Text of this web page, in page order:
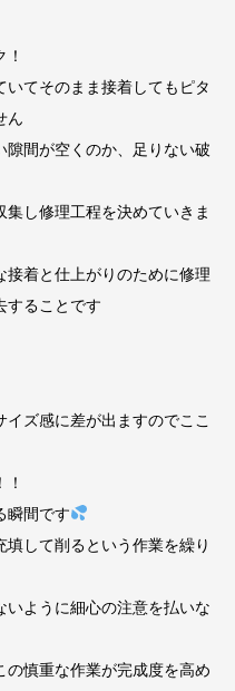
いてそのまま接着してもピタ
ん
間が空くのか、足りない破
し修理工程を決めていきま
接着と仕上がりのために修理
することです
ズ感に差が出ますのでここ
瞬間です
して削るという作業を繰り
ように細心の注意を払いな
慎重な作業が完成度を高め